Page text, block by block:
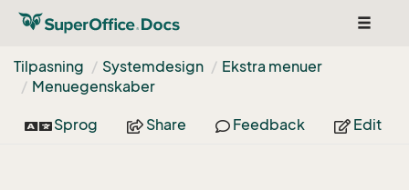
Toggle
Tilpasning
Systemdesign
Ekstra menuer
Menuegenskaber
Sprog Share Feedback Edit